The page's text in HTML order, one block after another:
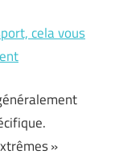
cela vous
»